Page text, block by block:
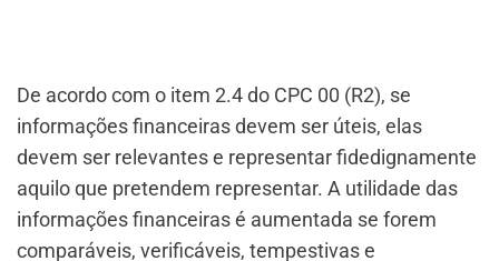
De acordo com o item 2.4 do CPC 00 (R2), se
informações financeiras devem ser úteis, elas
devem ser relevantes e representar fidedignamente
aquilo que pretendem representar. A utilidade das
informações financeiras é aumentada se forem
comparáveis, verificáveis, tempestivas e